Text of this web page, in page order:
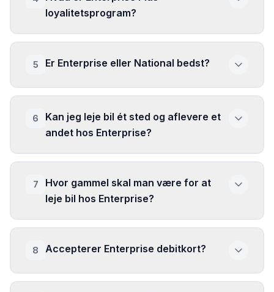
loyalitetsprogram?
5 Er Enterprise eller National bedst?
6
Kan jeg leje bil ét sted og aflevere et
andet hos Enterprise?
7
Hvor gammel skal man være for at
leje bil hos Enterprise?
8 Accepterer Enterprise debitkort?